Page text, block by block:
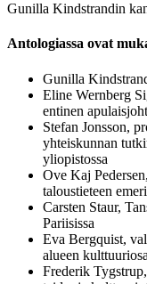
Gunilla Kindstrandin
Antologiassa ovat
Gunilla
Eline Wernberg
entinen
Stefan Jonsson,
yhteiskunnan
yliopistossa
Ove Kaj
taloustieteen
Carsten Staur,
Pariisissa
Eva Bergquist,
alueen
Frederik